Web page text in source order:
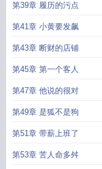
第39章 履历的污点
第41章 小黄要发飙
第43章 断财的店铺
第45章 第一个客人
第47章 他说的很对
第49章 是狐不是狗
第51章 带薪上班了
第53章 苦人命多舛